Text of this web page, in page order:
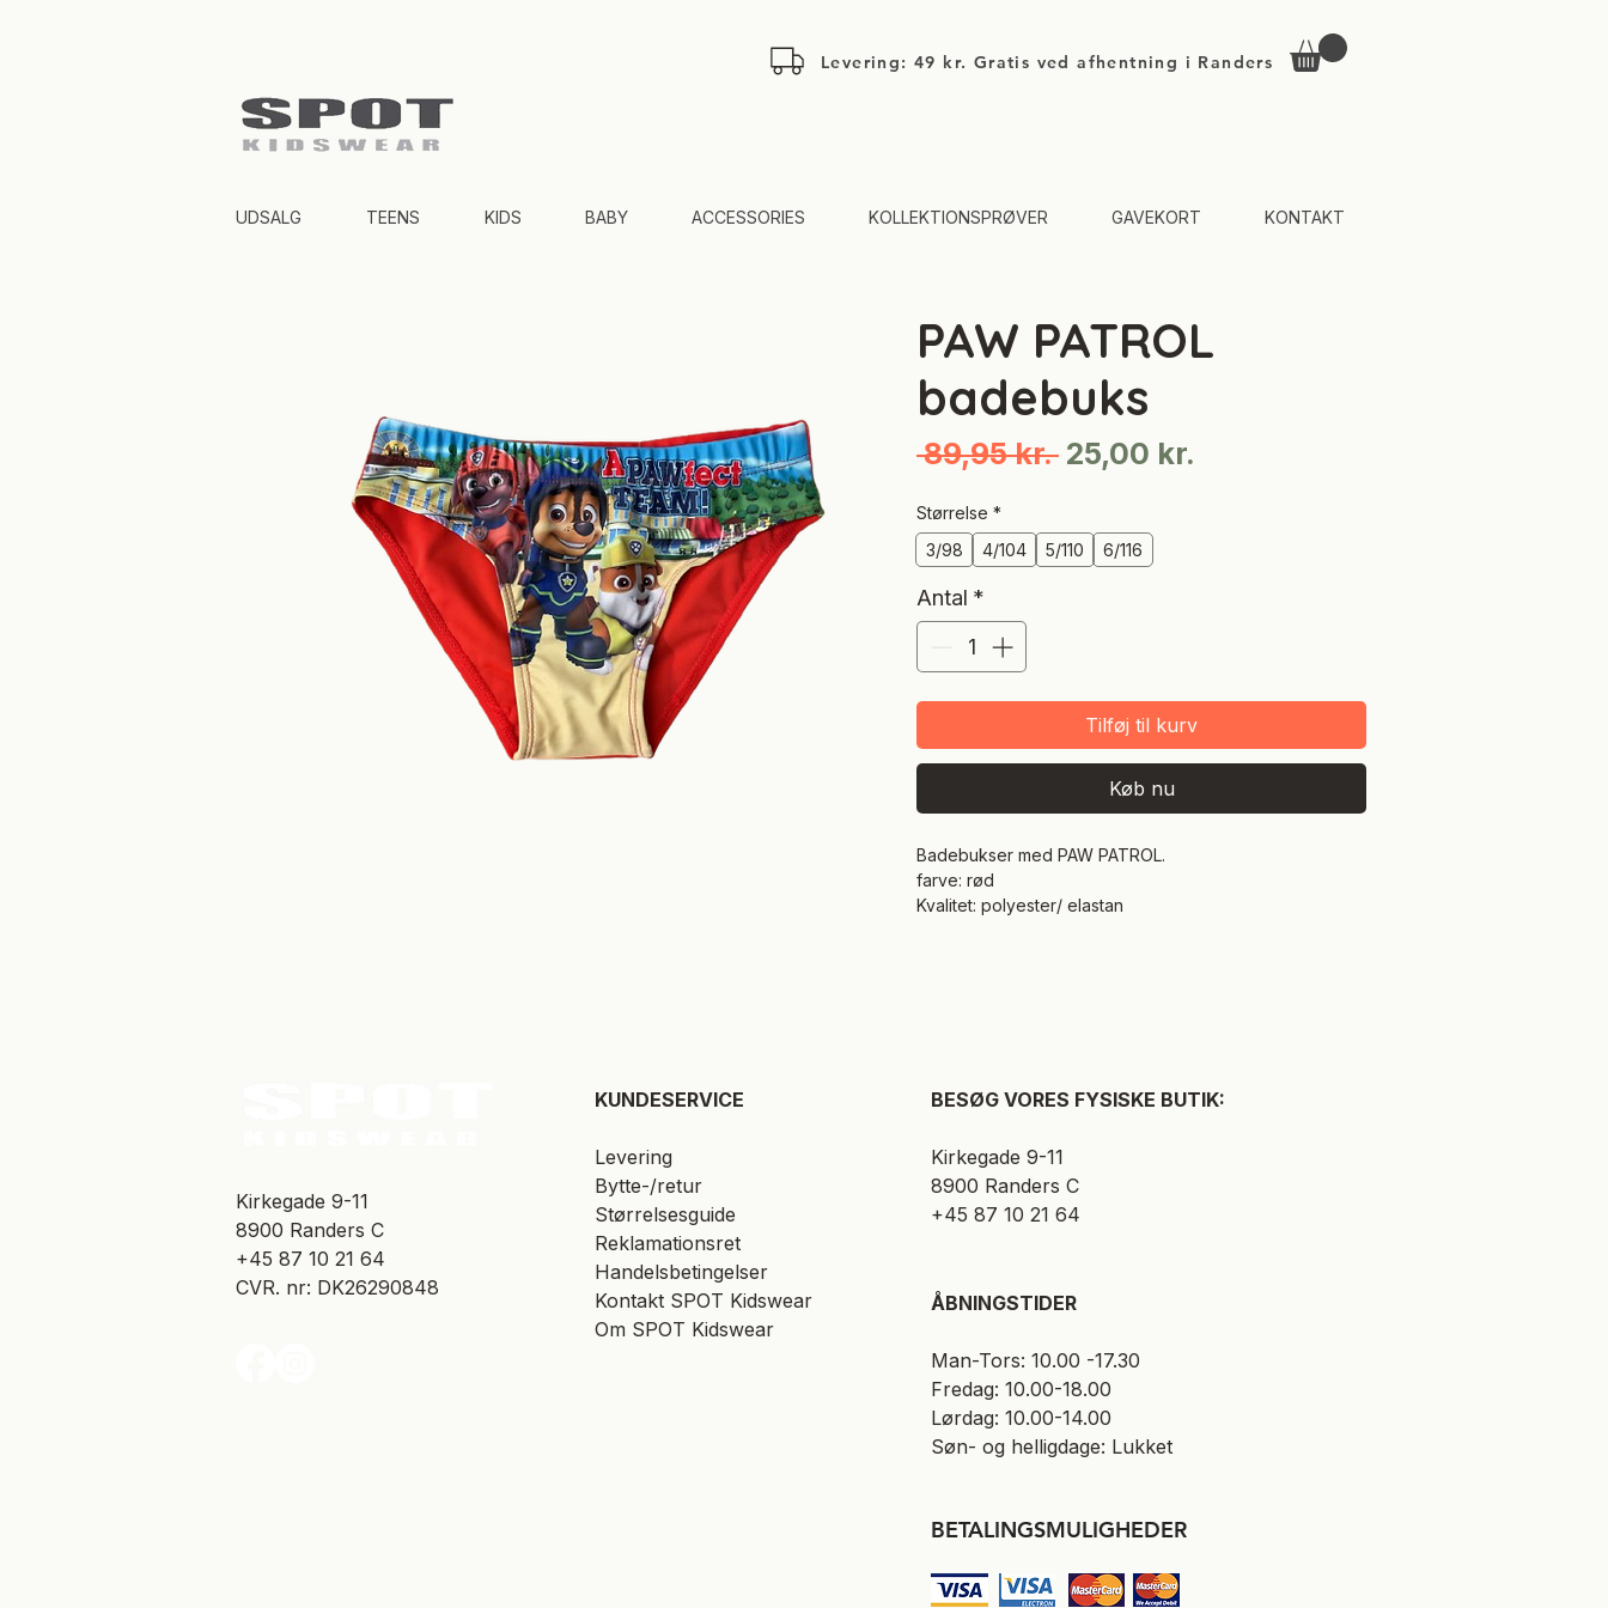
Levering: 49 kr. Gratis ved afhentning i Randers
UDSALG TEENS KIDS BABY ACCESSORIES KOLLEKTIONSPRØVER GAVEKORT KONTAKT
PAW PATROL
badebuks
89,95 kr. Regulær
25,00 kr.
Størrelse *
3/98
4/104 5/110 6/116
Antal *
Tilføj til kurv
Køb nu
Badebukser med PAW PATROL.
farve: rød
Kvalitet: polyester/ elastan
​Kirkegade 9-11
8900 Randers C
+45 87 10 21 64
CVR. nr: DK26290848
KUNDESERVICE​
Levering
Bytte-/retur
Størrelsesguide
Reklamationsret
Handelsbetingelser
Kontakt SPOT Kidswear
Om SPOT Kidswear
BESØG VORES FYSISKE BUTIK:
Kirkegade 9-11
8900 Randers C
+45 87 10 21 64
ÅBNINGSTIDER
Man-Tors: 10.00 -17.30
Fredag: 10.00-18.00
Lørdag: 10.00-14.00
Søn- og helligdage: Lukket​
BETALINGSMULIGHEDER